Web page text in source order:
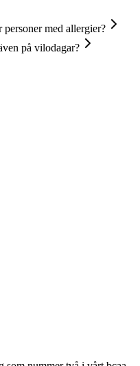
med allergier?
på vilodagar?